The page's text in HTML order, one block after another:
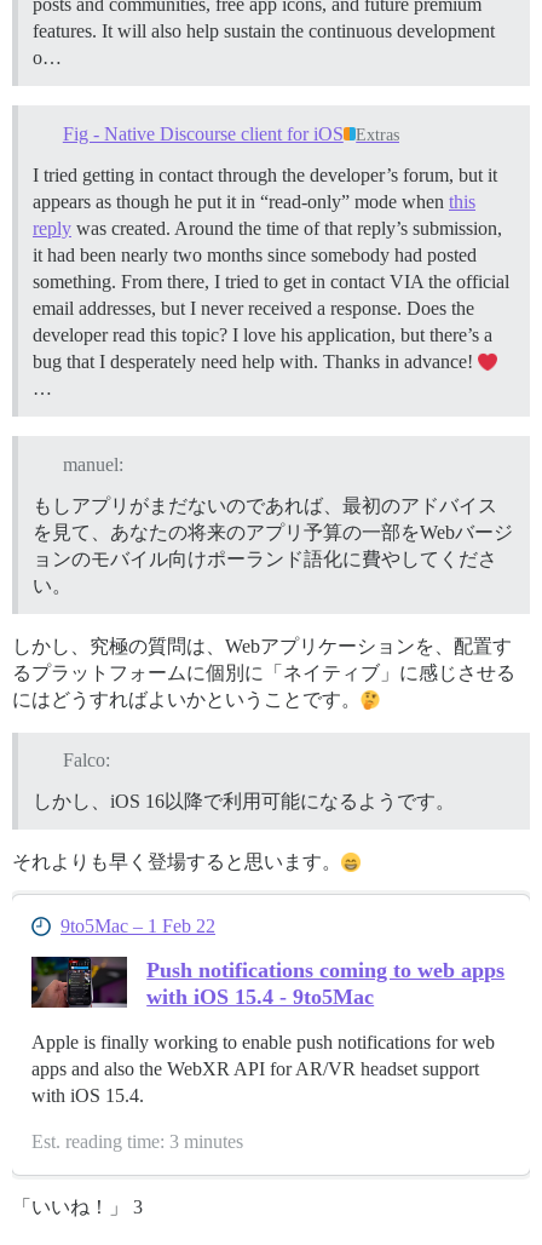
posts and communities, free app icons, and future premium
features. It will also help sustain the continuous development
o…
Fig - Native Discourse client for iOS Extras
I tried getting in contact through the developer’s forum, but it
appears as though he put it in “read-only” mode when this
reply was created. Around the time of that reply’s submission,
it had been nearly two months since somebody had posted
something. From there, I tried to get in contact VIA the official
email addresses, but I never received a response. Does the
developer read this topic? I love his application, but there’s a
bug that I desperately need help with. Thanks in advance!
…
manuel:
もしアプリがまだないのであれば、最初のアドバイス
を見て、あなたの将来のアプリ予算の一部をWebバージ
ョンのモバイル向けポーランド語化に費やしてくださ
い。
しかし、究極の質問は、Webアプリケーションを、配置す
るプラットフォームに個別に「ネイティブ」に感じさせる
にはどうすればよいかということです。
Falco:
しかし、iOS 16以降で利用可能になるようです。
それよりも早く登場すると思います。
9to5Mac – 1 Feb 22
Push notifications coming to web apps
with iOS 15.4 - 9to5Mac
Apple is finally working to enable push notifications for web
apps and also the WebXR API for AR/VR headset support
with iOS 15.4.
Est. reading time: 3 minutes
「いいね！」 3